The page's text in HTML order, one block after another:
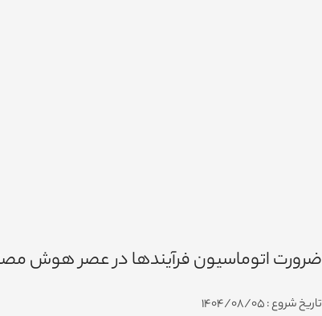
ضرورت اتوماسیون فرآیندها در عصر هوش
تاریخ شروع : 1404/08/05